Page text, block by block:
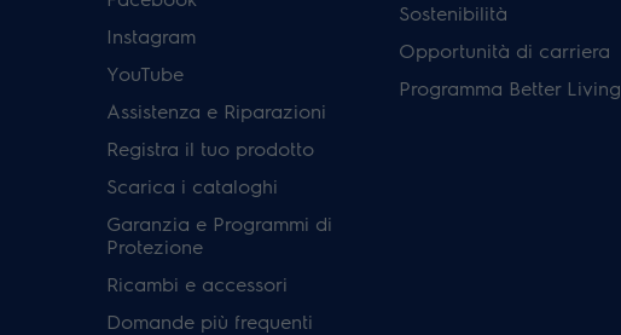
Instagram
YouTube
Assistenza e Riparazioni
Registra il tuo prodotto
Scarica i cataloghi
Garanzia e Programmi di
Protezione
Ricambi e accessori
Domande più frequenti
Sostenibilità
Opportunità di carriera
Programma Better Living